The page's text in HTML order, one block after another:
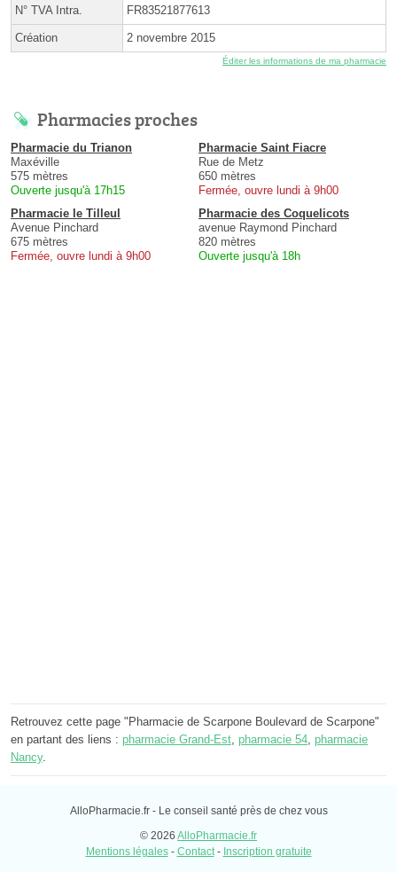
N° TVA Intra. FR83521877613
Création 2 novembre 2015
Éditer les informations de ma pharmacie
Pharmacies proches
Pharmacie du Trianon
Maxéville
575 mètres
Ouverte jusqu'à 17h15
Pharmacie Saint Fiacre
Rue de Metz
650 mètres
Fermée, ouvre lundi à 9h00
Pharmacie le Tilleul
Avenue Pinchard
675 mètres
Fermée, ouvre lundi à 9h00
Pharmacie des Coquelicots
avenue Raymond Pinchard
820 mètres
Ouverte jusqu'à 18h
Retrouvez cette page "Pharmacie de Scarpone Boulevard de Scarpone"
en partant des liens : pharmacie Grand-Est pharmacie 54 pharmacie
Nancy.
AlloPharmacie.fr - Le conseil santé près de chez vous
© 2026 AlloPharmacie.fr
Mentions légales- Contact- Inscription gratuite